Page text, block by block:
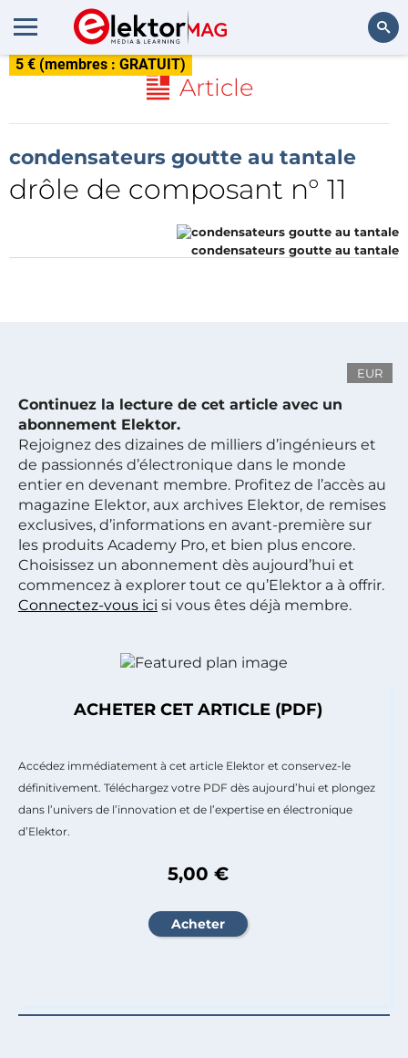
5 € (membres : GRATUIT)
Article
condensateurs goutte au tantale
drôle de composant n° 11
condensateurs goutte au tantale
EUR
Continuez la lecture de cet article avec un
abonnement Elektor.
Rejoignez des dizaines de milliers d’ingénieurs et
de passionnés d’électronique dans le monde
entier en devenant membre. Profitez de l’accès au
magazine Elektor, aux archives Elektor, de remises
exclusives, d’informations en avant-première sur
les produits Academy Pro, et bien plus encore.
Choisissez un abonnement dès aujourd’hui et
commencez à explorer tout ce qu’Elektor a à offrir.
Connectez-vous ici si vous êtes déjà membre.
ACHETER CET ARTICLE (PDF)
Accédez immédiatement à cet article Elektor et conservez-le
définitivement. Téléchargez votre PDF dès aujourd’hui et plongez
dans l’univers de l’innovation et de l’expertise en électronique
d’Elektor.
5,00 €